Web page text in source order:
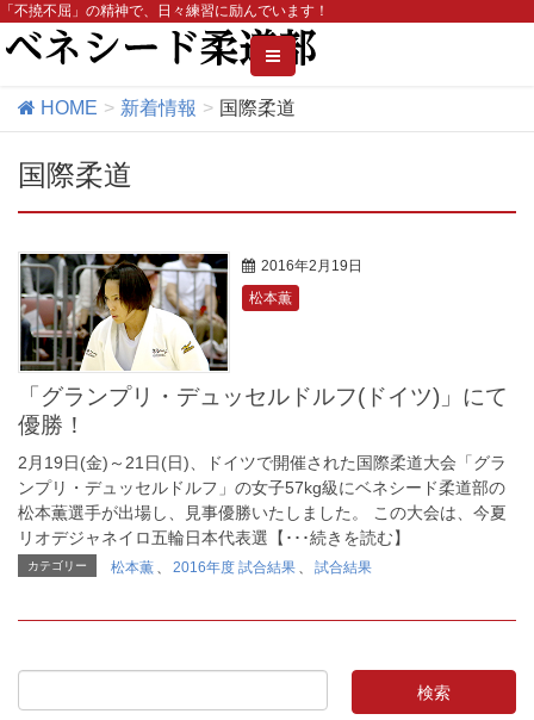
「不撓不屈 」の精神で、日々練習に励んでいます！
HOME 新着情報 国際柔道
国際柔道
2016年2月19日
松本薫
「グランプリ・デュッセルドルフ(ドイツ)」にて
優勝！
2月19日(金)～21日(日)、ドイツで開催された国際柔道大会「グラ
ンプリ・デュッセルドルフ」の女子57kg級にベネシード柔道部の
松本薫選手が出場し、見事優勝いたしました。 この大会は、今夏
リオデジャネイロ五輪日本代表選【･･･続きを読む】
カテゴリー 松本薫 、 2016年度 試合結果 、 試合結果